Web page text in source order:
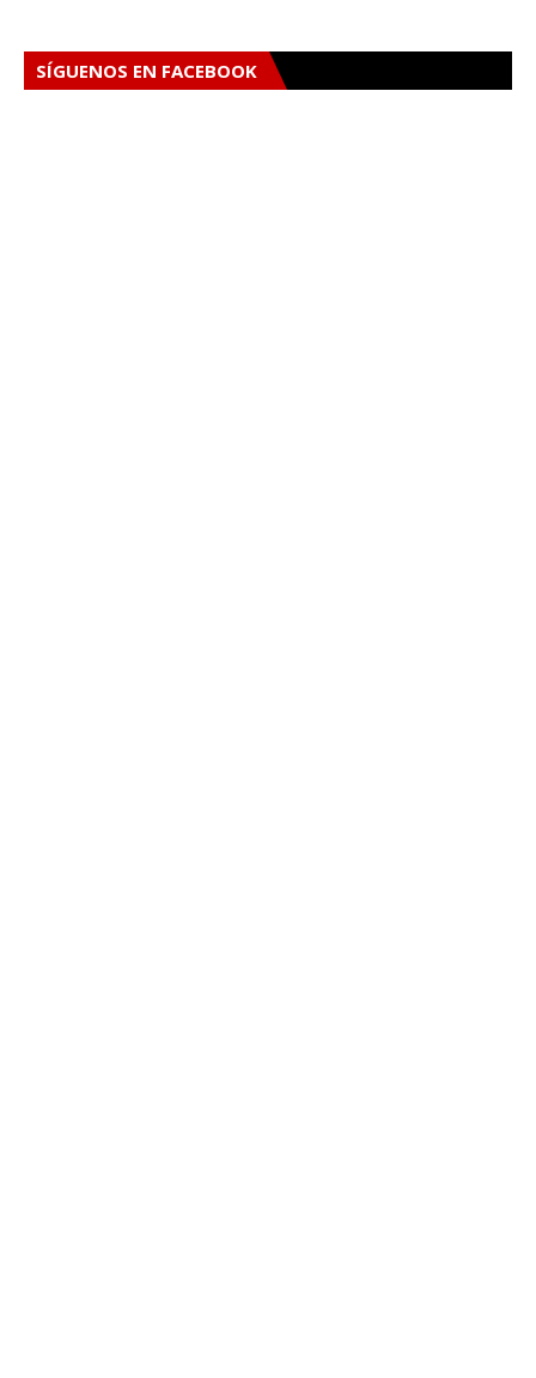
SÍGUENOS EN FACEBOOK